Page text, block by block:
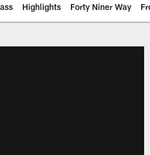
Highlights Forty Niner Way